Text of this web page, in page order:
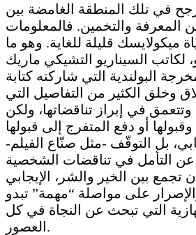
في تلك المنطقة الغامضة بين
المعرفة والتخمين. فالمعلومات
ميكولايسك قليلة للغاية. وهو ما
السيناريو التشيكي ماريك
البولندية التي شاركته كتابة
وخلق الكثير من التفاصيل التي
في إبراز تناقضاتها، ولكن
أو دفع المتفرج إلى قبولها
بل التوقّف -مثل صنّاع الفيلم-
التأمل في تناقضات الشخصية
بين الخير والشر، الإيجابي
على مواصلة “مهمة” تبدو
التي تبحث عن النجاة في كل
العصور.